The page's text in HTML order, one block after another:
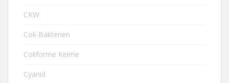
CKW
Coli-Bakterien
Coliforme Keime
Cyanid